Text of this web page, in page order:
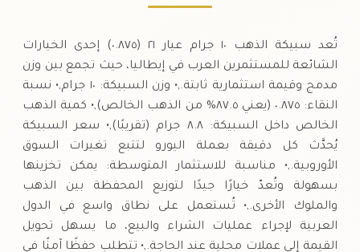
تُعد سبيكة الذهب ١٠ جرام عيار ٢١ (٠.٨٧٥) إحدى الخيارات
الشائعة للمستثمرين العرب في إيطاليا، حيث تجمع بين وزن
مدمج وقيمة استثمارية ثابتة.,• وزن السبيكة: ١٠ جرام,• نسبة
النقاء: ٠.٨٧٥ (يعني ٨٧.٥% من الذهب الخالص),• كمية الذهب
الخالص داخل السبيكة: ٨.٨ جرام (تقريبًا),• سعر السبيكة
يُحدَّث كل دقيقة بعملة اليورو لتتبع تغيرات السوق
الأوروبية.,• مناسبة للاستثمار المتوسطة: يمكن تخزينها
بسهولة وتُعدّ خيارًا جيدًا لتوزيع المحفظة بين الذهب
والملوك الأخرى.,• تُستعمل على نطاق واسع في الدول
العربية لإجراء عمليات الشراء والبيع، ما يسهل تحويل
القيمة إلى عملات محلية عند الحاجة.,• تتطلب حفظًا آمنًا في